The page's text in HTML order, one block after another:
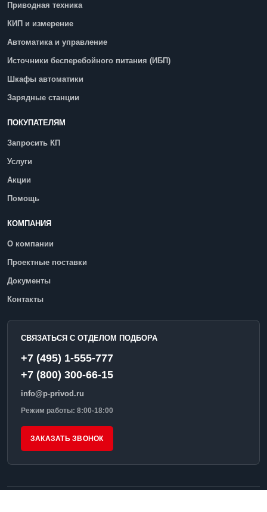
Приводная техника
КИП и измерение
Автоматика и управление
Источники бесперебойного питания (ИБП)
Шкафы автоматики
Зарядные станции
ПОКУПАТЕЛЯМ
Запросить КП
Услуги
Акции
Помощь
КОМПАНИЯ
О компании
Проектные поставки
Документы
Контакты
СВЯЗАТЬСЯ С ОТДЕЛОМ ПОДБОРА
+7 (495) 1-555-777
+7 (800) 300-66-15
info@p-privod.ru
Режим работы: 8:00-18:00
ЗАКАЗАТЬ ЗВОНОК